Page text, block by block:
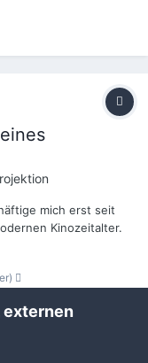
und interessiert. ich
mich erst seit
Kinozeitalter.
und
Ki...
externen